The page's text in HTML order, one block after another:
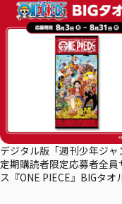
デジタル版「週刊少年ジャ
定期購読者限定応募者全員
ス『ONE PIECE』BIGタオ